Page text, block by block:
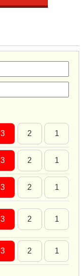
3 2 1
3 2 1
3 2 1
3 2 1
3 2 1